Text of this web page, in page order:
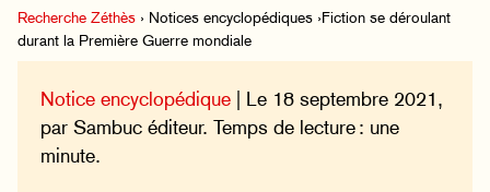
Recherche Zéthès › Notices encyclopédiques ›Fiction se déroulant
durant la Première Guerre mondiale
Notice encyclopédique | Le 18 septembre 2021,
par Sambuc éditeur. Temps de lecture : une
minute.